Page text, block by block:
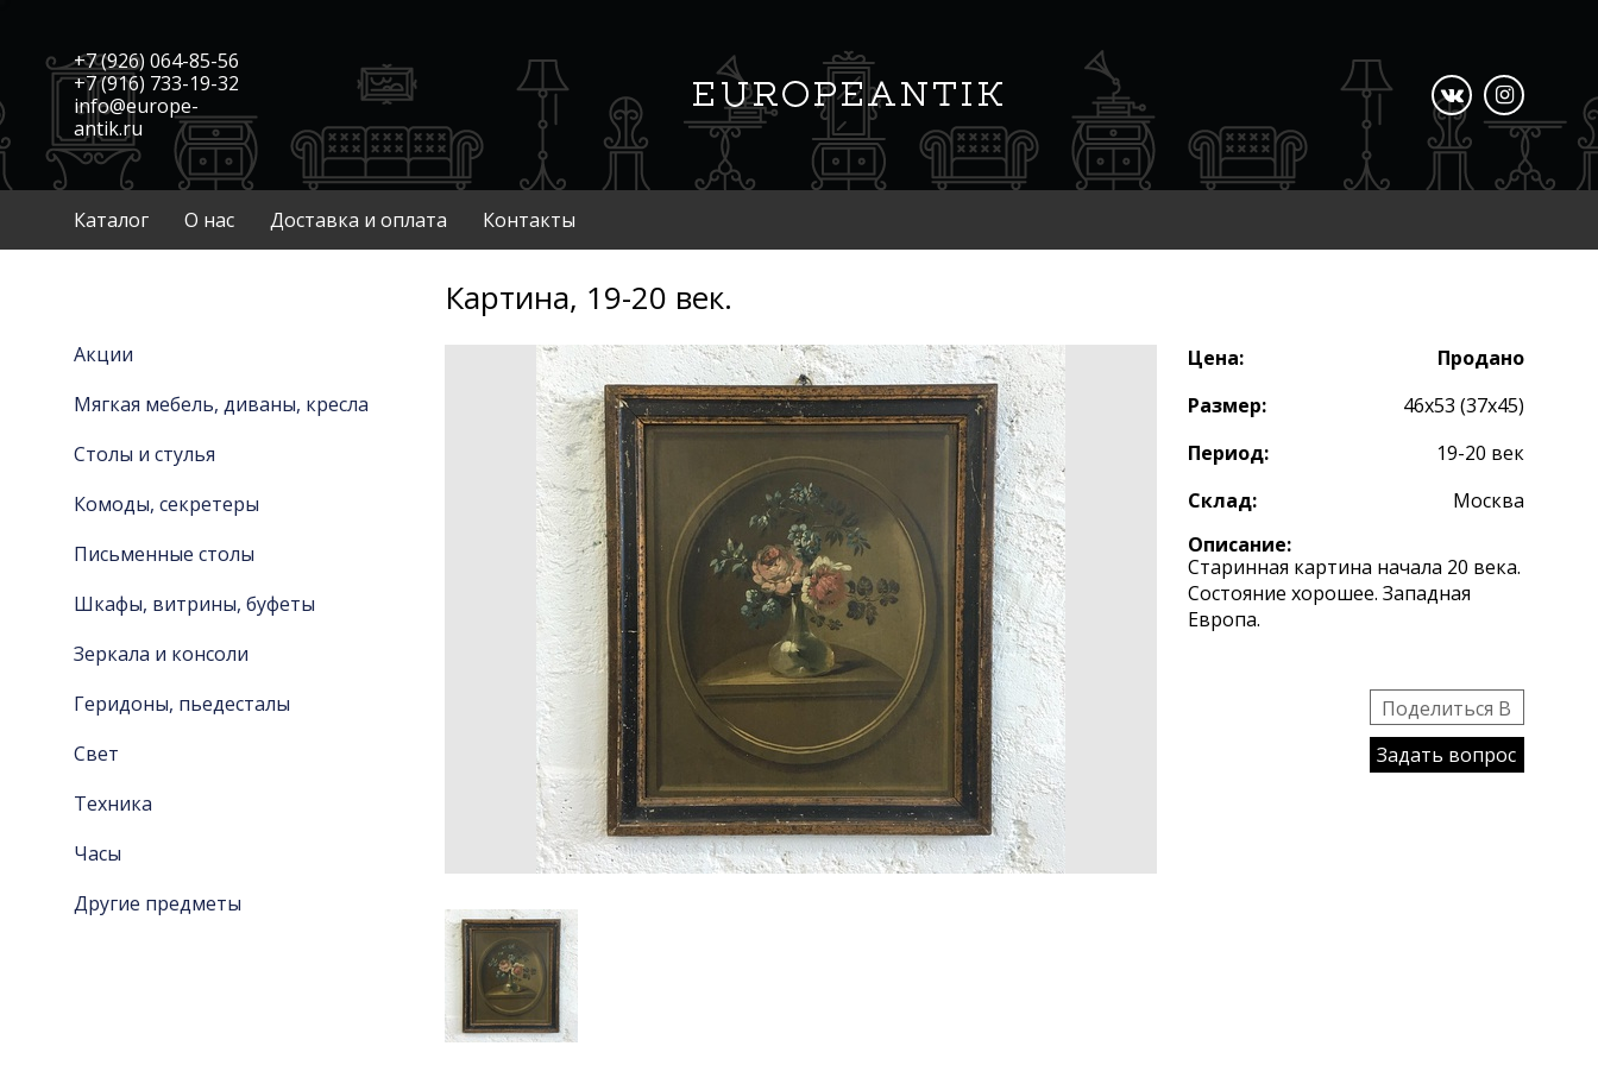
+7 (926) 064-85-56
+7 (916) 733-19-32
info@europe-
antik.ru
Каталог О нас Доставка и оплата Контакты
Акции
Мягкая мебель, диваны, кресла
Столы и стулья
Комоды, секретеры
Письменные столы
Шкафы, витрины, буфеты
Зеркала и консоли
Геридоны, пьедесталы
Свет
Техника
Часы
Другие предметы
Картина, 19-20 век.
Цена:
Продано
Размер:
46х53 (37х45)
Период:
19-20 век
Склад:
Москва
Описание:
Старинная картина начала 20 века.
Состояние хорошее. Западная
Европа.
Поделиться B
Задать вопрос